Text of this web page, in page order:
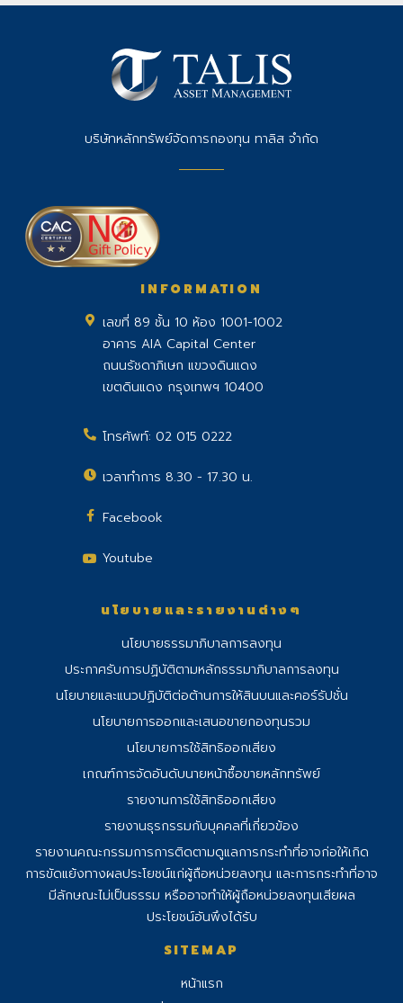
บริษัทหลักทรัพย์จัดการกองทุน ทาลิส จำกัด
INFORMATION
เลขที่ 89 ชั้น 10 ห้อง 1001-1002
อาคาร AIA Capital Center
ถนนรัชดาภิเษก แขวงดินแดง
เขตดินแดง กรุงเทพฯ 10400
โทรศัพท์: 02 015 0222
เวลาทำการ 8.30 - 17.30 น.
Facebook
Youtube
นโยบายและรายงานต่างๆ
นโยบายธรรมาภิบาลการลงทุน
ประกาศรับการปฏิบัติตามหลักธรรมาภิบาลการลงทุน
นโยบายและแนวปฏิบัติต่อต้านการให้สินบนและคอร์รัปชั่น
นโยบายการออกและเสนอขายกองทุนรวม
นโยบายการใช้สิทธิออกเสียง
เกณฑ์การจัดอันดับนายหน้าซื้อขายหลักทรัพย์
รายงานการใช้สิทธิออกเสียง
รายงานธุรกรรมกับบุคคลที่เกี่ยวข้อง
รายงานคณะกรรมการการติดตามดูแลการกระทําที่อาจก่อให้เกิด
การขัดแย้งทางผลประโยชน์แก่ผู้ถือหน่วยลงทุน และการกระทําที่อาจ
มีลักษณะไม่เป็นธรรม หรืออาจทําให้ผู้ถือหน่วยลงทุนเสียผล
ประโยชน์อันพึงได้รับ
SITEMAP
หน้าแรก